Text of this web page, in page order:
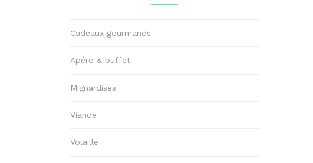
Cadeaux gourmands
Apéro & buffet
Mignardises
Viande
Volaille